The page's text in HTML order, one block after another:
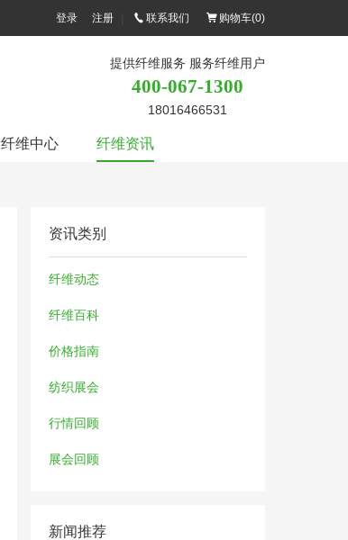
登录 注册 联系我们 购物车(0)
提供纤维服务 服务纤维用户
400-067-1300
18016466531
纤维中心 纤维资讯
资讯类别
纤维动态
纤维百科
价格指南
纺织展会
行情回顾
展会回顾
新闻推荐